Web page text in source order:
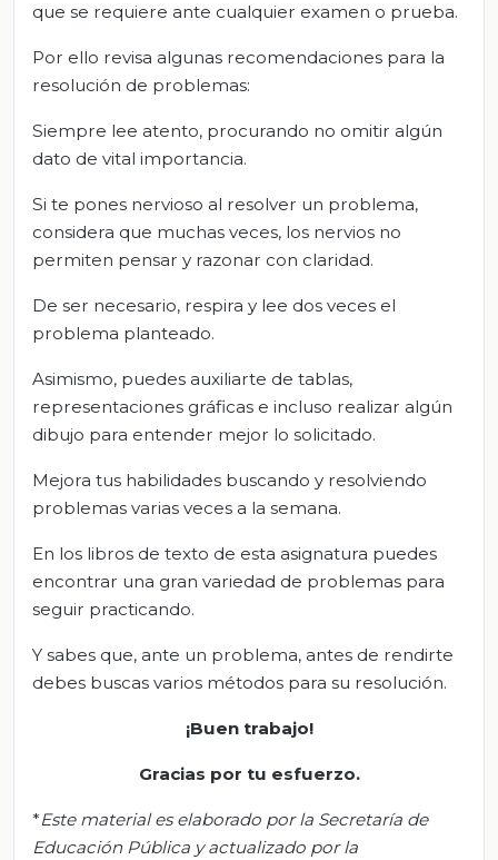
que se requiere ante cualquier examen o prueba.
Por ello revisa algunas recomendaciones para la
resolución de problemas:
Siempre lee atento, procurando no omitir algún
dato de vital importancia.
Si te pones nervioso al resolver un problema,
considera que muchas veces, los nervios no
permiten pensar y razonar con claridad.
De ser necesario, respira y lee dos veces el
problema planteado.
Asimismo, puedes auxiliarte de tablas,
representaciones gráficas e incluso realizar algún
dibujo para entender mejor lo solicitado.
Mejora tus habilidades buscando y resolviendo
problemas varias veces a la semana.
En los libros de texto de esta asignatura puedes
encontrar una gran variedad de problemas para
seguir practicando.
Y sabes que, ante un problema, antes de rendirte
debes buscas varios métodos para su resolución.
¡Buen trabajo!
Gracias por tu esfuerzo.
*Este material es elaborado por la Secretaría de
Educación Pública y actualizado por la